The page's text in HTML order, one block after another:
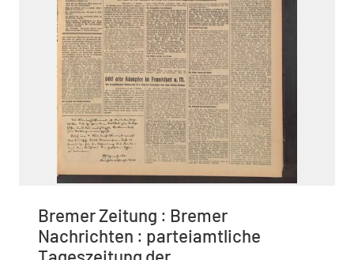
Bremer Zeitung : Bremer
Nachrichten : parteiamtliche